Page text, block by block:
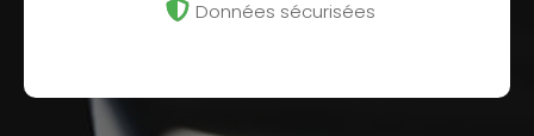
Données sécurisées